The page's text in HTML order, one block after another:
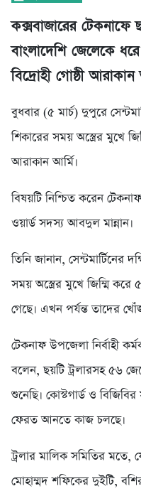
কক্সবাজারের টেকনাফে
বাংলাদেশি জেলেকে
বিদ্রোহী গোষ্ঠী আরাকান
বুধবার (৫ মার্চ) দুপুরে
শিকারের সময় অস্ত্রের মুখে
আরাকান আর্মি।
বিষয়টি নিশ্চিত করেন
ওয়ার্ড সদস্য আবদুল মান্নান।
তিনি জানান, সেন্টমার্টিনের
সময় অস্ত্রের মুখে জিম্মি
গেছে। এখন পর্যন্ত তাদের
টেকনাফ উপজেলা নির্বাহী
বলেন, ছয়টি ট্রলারসহ ৫৬
শুনেছি। কোস্টগার্ড ও
ফেরত আনতে কাজ চলছে।
ট্রলার মালিক সমিতির মতে,
মোহাম্মদ শফিকের দুইটি,